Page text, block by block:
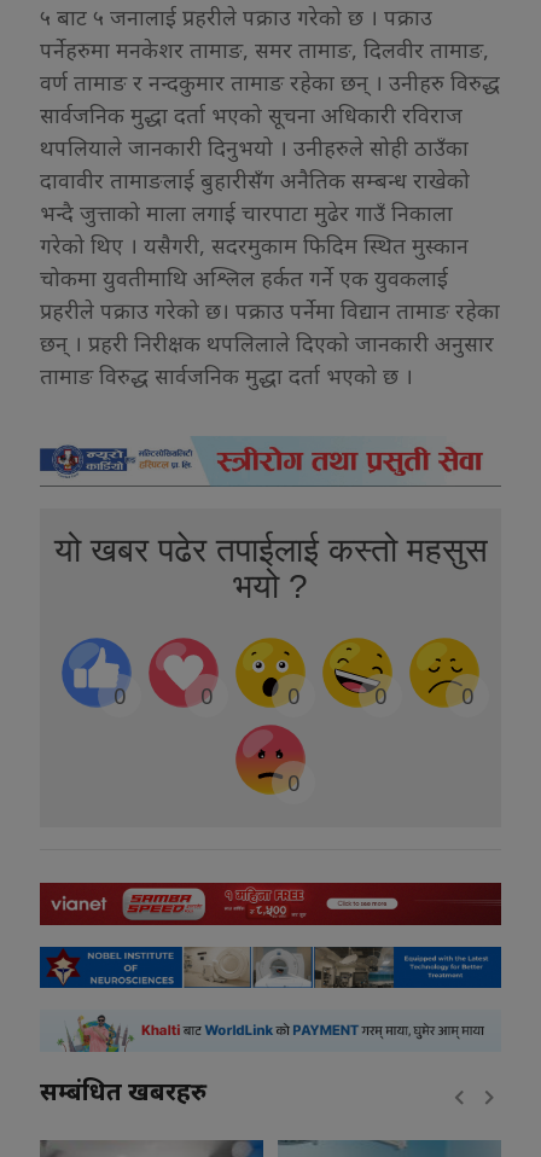
५ बाट ५ जनालाई प्रहरीले पक्राउ गरेको छ । पक्राउ
पर्नेहरुमा मनकेशर तामाङ, समर तामाङ, दिलवीर तामाङ,
वर्ण तामाङ र नन्दकुमार तामाङ रहेका छन् । उनीहरु विरुद्ध
सार्वजनिक मुद्धा दर्ता भएको सूचना अधिकारी रविराज
थपलियाले जानकारी दिनुभयो । उनीहरुले सोही ठाउँका
दावावीर तामाङलाई बुहारीसँग अनैतिक सम्बन्ध राखेको
भन्दै जुत्ताको माला लगाई चारपाटा मुढेर गाउँ निकाला
गरेको थिए । यसैगरी, सदरमुकाम फिदिम स्थित मुस्कान
चोकमा युवतीमाथि अश्लिल हर्कत गर्ने एक युवकलाई
प्रहरीले पक्राउ गरेको छ। पक्राउ पर्नेमा विद्यान तामाङ रहेका
छन् । प्रहरी निरीक्षक थपलिलाले दिएको जानकारी अनुसार
तामाङ विरुद्ध सार्वजनिक मुद्धा दर्ता भएको छ ।
यो खबर पढेर तपाईलाई कस्तो महसुस
भयो ?
0 0 0 0 0
0
सम्बंधित खबरहरु